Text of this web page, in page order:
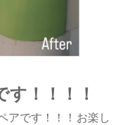
す！！！！
アです！！！お楽し